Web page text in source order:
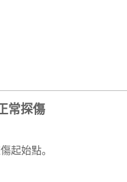
常探傷
起始點。